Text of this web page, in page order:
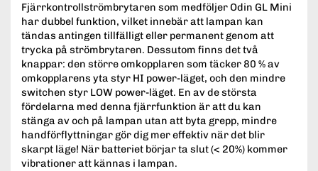
Fjärrkontrollströmbrytaren som medföljer Odin GL Mini
har dubbel funktion, vilket innebär att lampan kan
tändas antingen tillfälligt eller permanent genom att
trycka på strömbrytaren. Dessutom finns det två
knappar: den större omkopplaren som täcker 80 % av
omkopplarens yta styr HI power-läget, och den mindre
switchen styr LOW power-läget. En av de största
fördelarna med denna fjärrfunktion är att du kan
stänga av och på lampan utan att byta grepp, mindre
handförflyttningar gör dig mer effektiv när det blir
skarpt läge! När batteriet börjar ta slut (< 20%) kommer
vibrationer att kännas i lampan.